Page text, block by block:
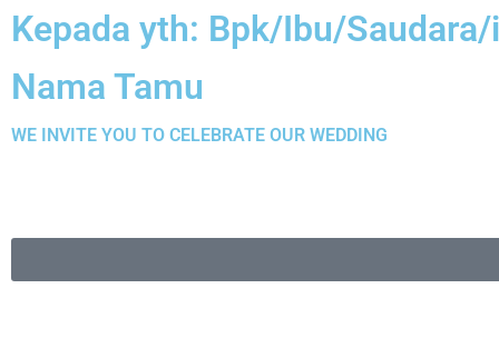
Kepada yth: Bpk/Ibu/Saudara/i
Nama Tamu
WE INVITE YOU TO CELEBRATE OUR WEDDING